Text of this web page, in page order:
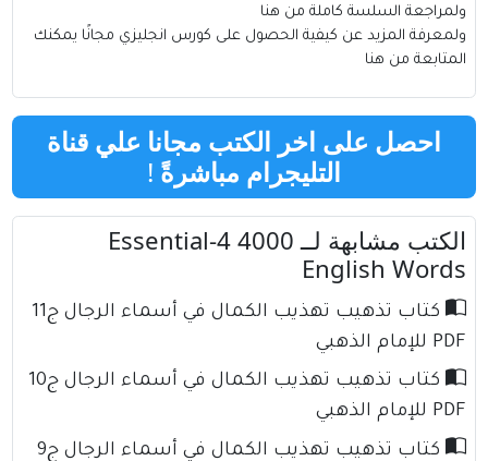
ولمراجعة السلسة كاملة من هنا
ولمعرفة المزيد عن كيفية الحصول على كورس انجليزي مجانًا يمكنك
المتابعة من هنا
احصل على اخر الكتب مجانا علي قناة
التليجرام مباشرةً !
الكتب مشابهة لــ 4000 4-Essential
English Words
كتاب تذهيب تهذيب الكمال في أسماء الرجال ج11
PDF للإمام الذهبي
كتاب تذهيب تهذيب الكمال في أسماء الرجال ج10
PDF للإمام الذهبي
كتاب تذهيب تهذيب الكمال في أسماء الرجال ج9